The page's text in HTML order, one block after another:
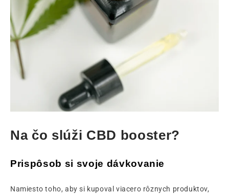
Na čo slúži CBD booster?
Prispôsob si svoje dávkovanie
Namiesto toho, aby si kupoval viacero rôznych produktov,